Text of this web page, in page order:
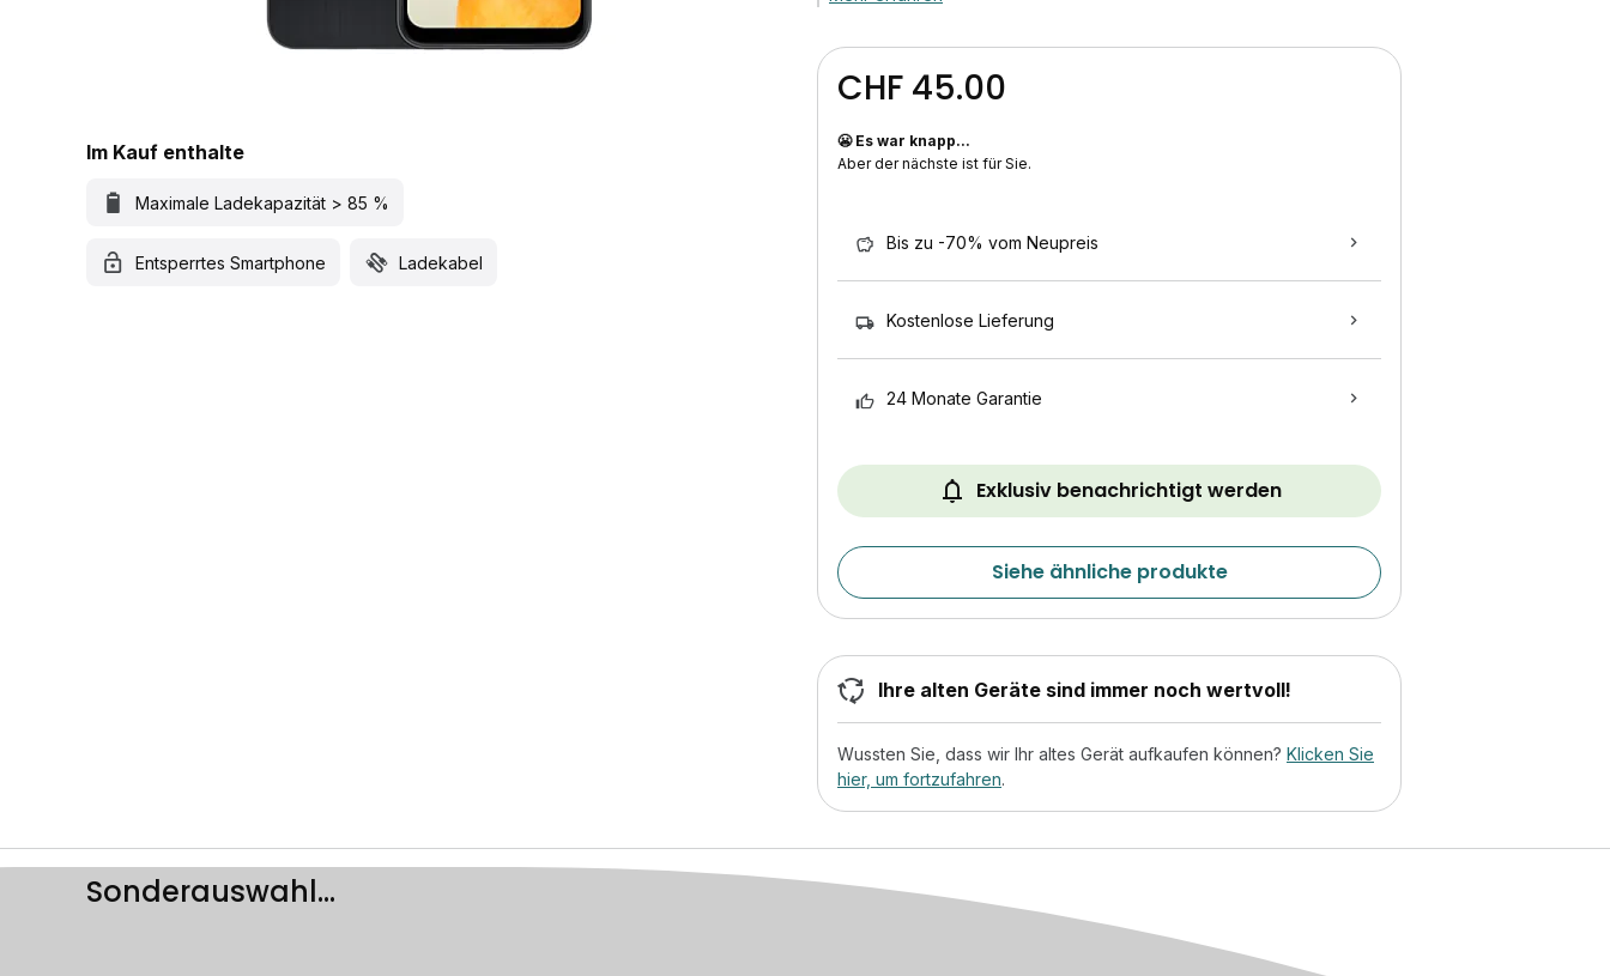
Im Kauf enthalte
Maximale Ladekapazität > 85 %
Entsperrtes Smartphone Ladekabel
CHF 45.00
😬 Es war knapp...
Aber der nächste ist für Sie.
Bis zu -70% vom Neupreis
Kostenlose Lieferung
24 Monate Garantie
Exklusiv benachrichtigt werden
Siehe ähnliche produkte
Ihre alten Geräte sind immer noch wertvoll!
Wussten Sie, dass wir Ihr altes Gerät aufkaufen können? Klicken Sie
hier, um fortzufahren.
Sonderauswahl...